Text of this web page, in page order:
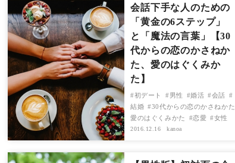
会話下手な人のための
「黄金の6ステップ」
と「魔法の言葉」【30
代からの恋のかさねか
た、愛のはぐくみか
た】
初デート 男性 婚活
会話
結婚
30代からの恋のかさねかた
愛のはぐくみかた
恋愛 女性
2016.12.16 kanoa